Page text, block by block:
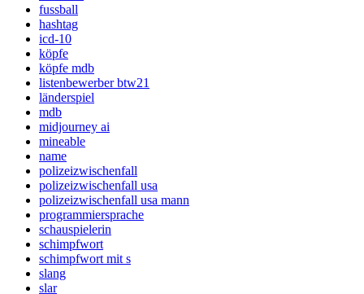
fussball
hashtag
icd-10
köpfe
köpfe mdb
listenbewerber btw21
länderspiel
mdb
midjourney ai
mineable
name
polizeizwischenfall
polizeizwischenfall usa
polizeizwischenfall usa mann
programmiersprache
schauspielerin
schimpfwort
schimpfwort mit s
slang
slar